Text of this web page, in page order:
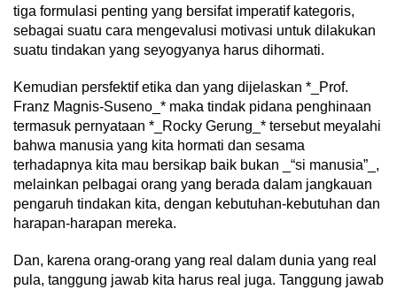
tiga formulasi penting yang bersifat imperatif kategoris,
sebagai suatu cara mengevalusi motivasi untuk dilakukan
suatu tindakan yang seyogyanya harus dihormati.
Kemudian persfektif etika dan yang dijelaskan *_Prof.
Franz Magnis-Suseno_* maka tindak pidana penghinaan
termasuk pernyataan *_Rocky Gerung_* tersebut meyalahi
bahwa manusia yang kita hormati dan sesama
terhadapnya kita mau bersikap baik bukan _“si manusia”_,
melainkan pelbagai orang yang berada dalam jangkauan
pengaruh tindakan kita, dengan kebutuhan-kebutuhan dan
harapan-harapan mereka.
Dan, karena orang-orang yang real dalam dunia yang real
pula, tanggung jawab kita harus real juga. Tanggung jawab